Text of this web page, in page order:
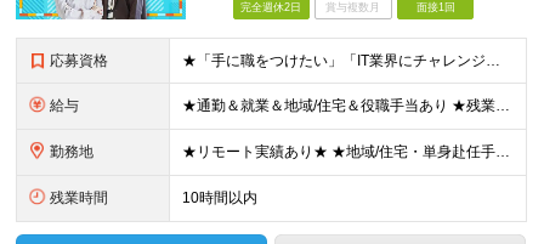
完全週休2日 賞与複数月 面接1回
応募資格 ★「手に職をつけたい」「IT業界にチャレンジしたい」方歓迎！ ■学歴不問 ■IT知識・理系文系不問！未経験・第二新卒OK ★ITサポート・IT事務やエンジニアの経験をお持ちの方は優遇します！ 地方在
給与 ★通勤＆就業＆地域/住宅＆役職手当あり ★残業代は全額支給 ★選べる給与制度あり！ ■東京・神奈川・千葉・埼玉勤務の場合 月給24.5万円～55万円＋諸手当 （残業代は全額支給） (20,000円の
勤務地 ★リモート実績あり★ ★地域/住宅・単身赴任手当などサポートも万全 ★転任費用や寮・社宅制度も完備しています ★勤務地については希望を考慮の上、決定します ★面接地エリアでの就業率92％以上！ 『地
残業時間 10時間以内